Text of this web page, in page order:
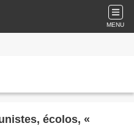
MENU
écolos, «